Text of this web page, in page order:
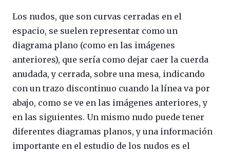
Los nudos, que son curvas cerradas en el
espacio, se suelen representar como un
diagrama plano (como en las imágenes
anteriores), que sería como dejar caer la cuerda
anudada, y cerrada, sobre una mesa, indicando
con un trazo discontinuo cuando la línea va por
abajo, como se ve en las imágenes anteriores, y
en las siguientes. Un mismo nudo puede tener
diferentes diagramas planos, y una información
importante en el estudio de los nudos es el